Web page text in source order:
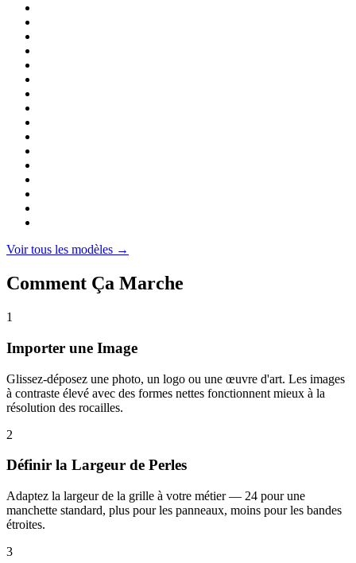
Voir tous les modèles →
Comment Ça Marche
1
Importer une Image
Glissez-déposez une photo, un logo ou une œuvre d'art. Les images
à contraste élevé avec des formes nettes fonctionnent mieux à la
résolution des rocailles.
2
Définir la Largeur de Perles
Adaptez la largeur de la grille à votre métier — 24 pour une
manchette standard, plus pour les panneaux, moins pour les bandes
étroites.
3